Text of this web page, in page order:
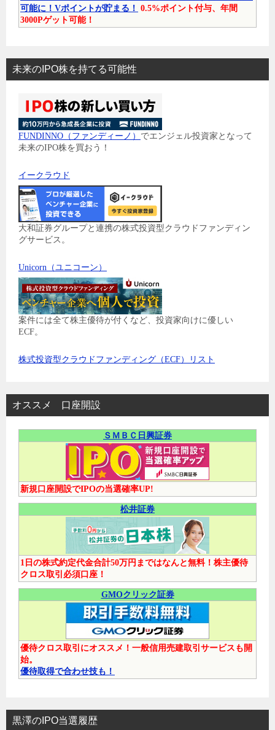
可能に！Vポイントが貯まる！ 0.5%ポイント付与、年間
3000Pゲット可能！
未来のIPO株を持てる可能性
FUNDINNO（ファンディーノ） でエンジェル投資家となって
未来のIPO株を買おう！
イークラウド
大和証券グループと連携の株式投資型クラウドファンディン
グサービス。
Unicorn（ユニコーン）
案件には全て株主優待が付くなど、投資家向けに優しい
ECF。
株式投資型クラウドファンディング（ECF）リスト
オススメ 口座開設
ＳＭＢＣ日興証券
新規口座開設でIPOの当選確率UP!
松井証券
1日の株式約定代金合計50万円まではなんと無料！株主優待
クロス取引必須口座！
GMOクリック証券
優待クロス取引にオススメ！一般信用売建取引サービスも開
始。
優待取得で合わせ技も！
黒澤のIPO当選履歴